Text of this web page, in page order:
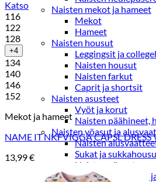
Naisten mekot ja hameet
Mekot
Hameet
Naisten housut
Leggingsit ja
Naisten housut
Naisten farkut
Caprit ja shortsit
Naisten asusteet
Vyöt ja korut
Naisten päähineet,
Naisten yöasut ja
Naisten
Sukat ja
Naisten yöasut
Naisten aamutakit
Katso
116
122
128
+4
134
140
146
152
Mekot ja hameet
NAME IT NKFVIGGA CAPSL DRESS
13,99€